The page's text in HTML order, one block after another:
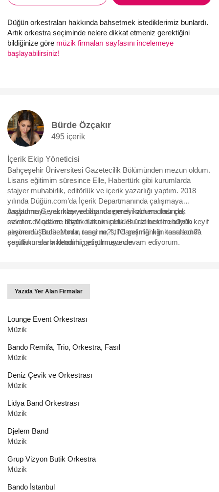
Düğün orkestraları hakkında bahsetmek istediklerimiz bunlardı.
Artık orkestra seçiminde nelere dikkat etmeniz gerektiğini
bildiğinize göre müzik firmaları sayfasını incelemeye
başlayabilirsiniz!
Bürde Özçakır
495 içerik
İçerik Ekip Yöneticisi
Bahçeşehir Üniversitesi Gazetecilik Bölümünden mezun oldum.
Lisans eğitimim süresince Elle, Habertürk gibi kurumlarda
stajyer muhabirlik, editörlük ve içerik yazarlığı yaptım. 2018
yılında Düğün.com’da İçerik Departmanında çalışmaya
başladım. Gerek klavye başında gerek kamera önünde,
evlenecek çiftlere ilham olacak içerikler üretmekten büyük keyif
alıyorum. "Bu sezonun rengi ne?", "O gelinliği kim tasarladı?"
sorularını sormaktan hiç yorulmuyorum.
Araştırmayı, yazmayı ve ilham vermeyi oldum olası çok
sevdim. Moda en büyük tutkum oldu. Bu da beni trendlerin
peşine düşürdü. Moda, tasarım, stil danışmanlığı konularında
çeşitli kurslarla kendimi geliştirmeye devam ediyorum.
Yazıda Yer Alan Firmalar
Lounge Event Orkestrası
Müzik
Bando Remifa, Trio, Orkestra, Fasıl
Müzik
Deniz Çevik ve Orkestrası
Müzik
Lidya Band Orkestrası
Müzik
Djelem Band
Müzik
Grup Vizyon Butik Orkestra
Müzik
Bando İstanbul